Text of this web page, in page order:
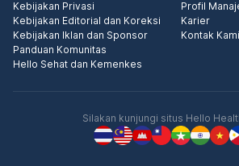
Kebijakan Privasi
Kebijakan Editorial dan Koreksi
Kebijakan Iklan dan Sponsor
Panduan Komunitas
Hello Sehat dan Kemenkes
Profil
Karier
Kontak Kami
Silakan kunjungi situs Hello